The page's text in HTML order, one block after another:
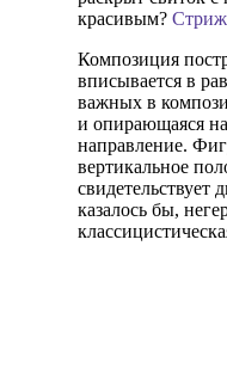
красивым?
Композиция
вписывается в
важных в
и опирающаяся
направление.
вертикальное
свидетельствует
казалось бы,